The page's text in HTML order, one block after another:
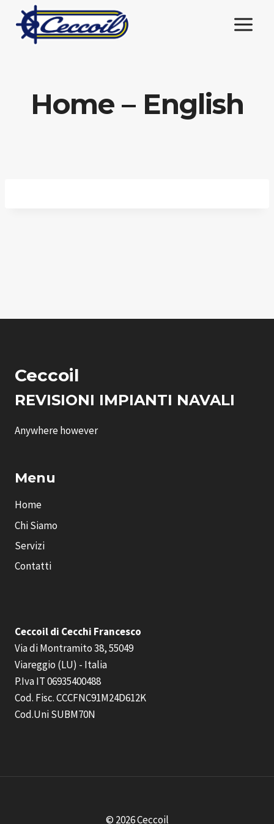
Salta
contenuto
Home – English
Ceccoil
REVISIONI IMPIANTI NAVALI
Anywhere however
Menu
Home
Chi Siamo
Servizi
Contatti
Ceccoil di Cecchi Francesco
Via di Montramito 38, 55049
Viareggio (LU) - Italia
P.Iva IT 06935400488
Cod. Fisc. CCCFNC91M24D612K
Cod.Uni SUBM70N
© 2026 Ceccoil